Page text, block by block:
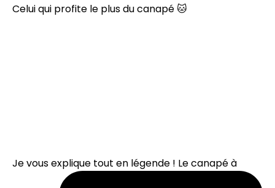
Celui qui profite le plus du canapé 🐱
Je vous explique tout en légende ! Le canapé à